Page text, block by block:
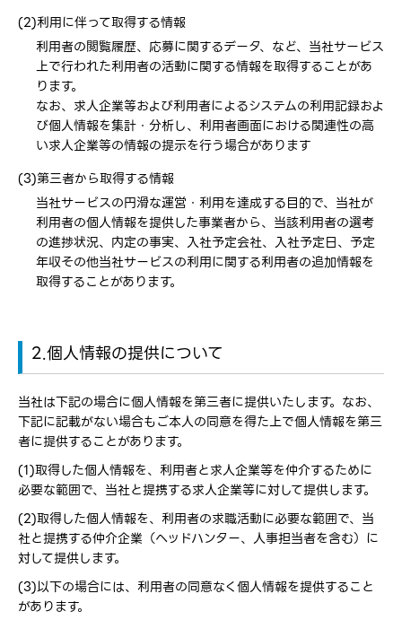
(2)利用に伴って取得する情報
利用者の閲覧履歴、応募に関するデータ、など、当社サービス
上で行われた利用者の活動に関する情報を取得することがあ
ります。
なお、求人企業等および利用者によるシステムの利用記録およ
び個人情報を集計・分析し、利用者画面における関連性の高
い求人企業等の情報の提示を行う場合があります
(3)第三者から取得する情報
当社サービスの円滑な運営・利用を達成する目的で、当社が
利用者の個人情報を提供した事業者から、当該利用者の選考
の進捗状況、内定の事実、入社予定会社、入社予定日、予定
年収その他当社サービスの利用に関する利用者の追加情報を
取得することがあります。
2.個人情報の提供について
当社は下記の場合に個人情報を第三者に提供いたします。なお、
下記に記載がない場合もご本人の同意を得た上で個人情報を第三
者に提供することがあります。
(1)取得した個人情報を、利用者と求人企業等を仲介するために
必要な範囲で、当社と提携する求人企業等に対して提供します。
(2)取得した個人情報を、利用者の求職活動に必要な範囲で、当
社と提携する仲介企業（ヘッドハンター、人事担当者を含む）に
対して提供します。
(3)以下の場合には、利用者の同意なく個人情報を提供すること
があります。